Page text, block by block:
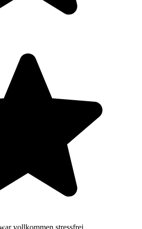
vollkommen stressfrei,